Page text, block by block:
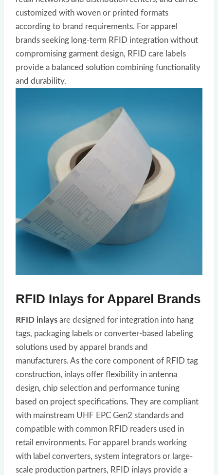
customized with woven or printed formats
according to brand requirements. For apparel
brands seeking long-term RFID integration without
compromising garment design, RFID care labels
provide a balanced solution combining functionality
and durability.
RFID Inlays for Apparel Brands
RFID inlays are designed for integration into hang
tags, packaging labels or converter-based labeling
solutions used by apparel brands and
manufacturers. As the core component of RFID tag
construction, inlays offer flexibility in antenna
design, chip selection and performance tuning
based on project specifications. They are compliant
with mainstream UHF EPC Gen2 standards and
compatible with common RFID readers used in
retail environments. For apparel brands working
with label converters, system integrators or large-
scale production partners, RFID inlays provide a